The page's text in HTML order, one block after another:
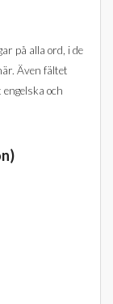
på alla ord, i de
Även fältet
och